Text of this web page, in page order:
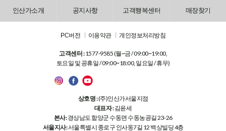
인산가소개 공지사항 고객행복센터 매장찾기
PC버전 이용약관 개인정보처리방침
고객센터 :1577-9585 (월~금 / 09:00~19:00,
토요일 및 공휴일 / 09:00~18:00, 일요일 / 휴무)
상호명 :(주)인산가서울지점
대표자 :김윤세
본사:경상남도 함양군 수동면 수동농공길 23-26
서울지사:서울특별시 종로구 인사동7길 12 백상빌딩 4층